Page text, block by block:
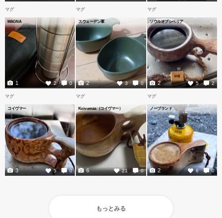
マグ
MAGNA
2 0
1
マグ
スウェーデン軍
3 0
2
マグ
ソウルオブシベリア
5 2
2
マグ
コイヴマー
5 0
3
マグ
Koivumaa（コイヴマー）
21 0
6
マグ
ノーブランド
6 0
2
もっとみる